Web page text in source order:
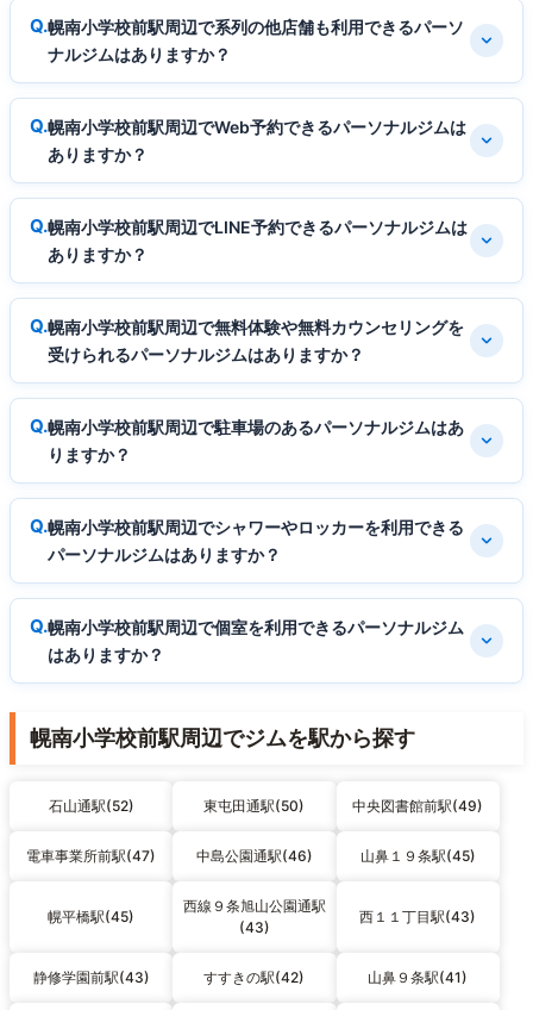
幌南小学校前駅周辺で系列の他店舗も利用できるパーソ
ナルジムはありますか？
幌南小学校前駅周辺でWeb予約できるパーソナルジムは
ありますか？
幌南小学校前駅周辺でLINE予約できるパーソナルジムは
ありますか？
幌南小学校前駅周辺で無料体験や無料カウンセリングを
受けられるパーソナルジムはありますか？
幌南小学校前駅周辺で駐車場のあるパーソナルジムはあ
りますか？
幌南小学校前駅周辺でシャワーやロッカーを利用できる
パーソナルジムはありますか？
幌南小学校前駅周辺で個室を利用できるパーソナルジム
はありますか？
幌南小学校前駅周辺でジムを駅から探す
石山通駅(52) 東屯田通駅(50) 中央図書館前駅(49)
電車事業所前駅(47) 中島公園通駅(46) 山鼻１９条駅(45)
幌平橋駅(45)
西線９条旭山公園通駅
(43)
西１１丁目駅(43)
静修学園前駅(43) すすきの駅(42) 山鼻９条駅(41)